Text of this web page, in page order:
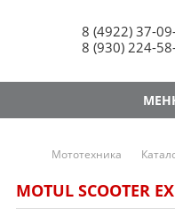
8 (4922) 37-
8 (930) 224-
Мототехника
MOTUL SCOOTER